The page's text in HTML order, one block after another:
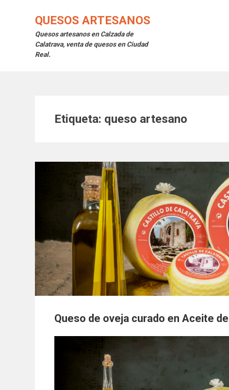
QUESOS ARTESANOS
Quesos artesanos en Calzada de
Calatrava, venta de quesos en Ciudad
Real.
Etiqueta: queso artesano
Queso de oveja curado en Aceite